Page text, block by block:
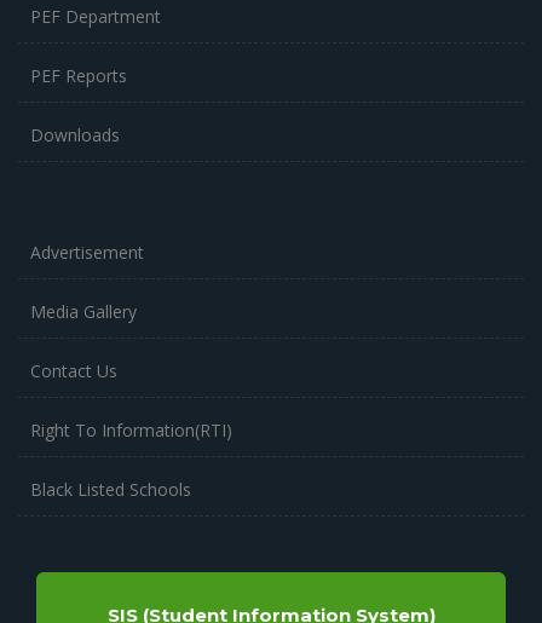
PEF Department
PEF Reports
Downloads
Advertisement
Media Gallery
Contact Us
Right To Information(RTI)
Black Listed Schools
SIS (Student Information System)